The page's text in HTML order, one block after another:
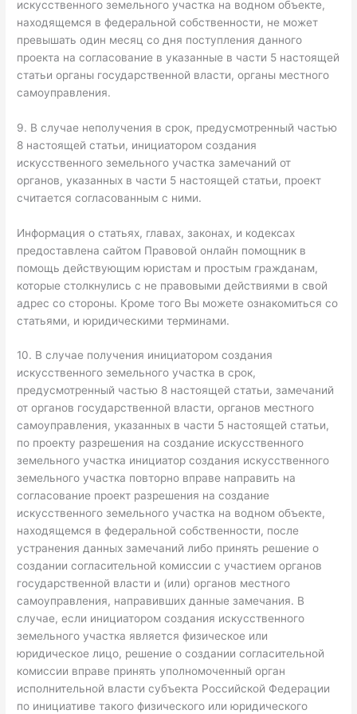
искусственного земельного участка на водном объекте,
находящемся в федеральной собственности, не может
превышать один месяц со дня поступления данного
проекта на согласование в указанные в части 5 настоящей
статьи органы государственной власти, органы местного
самоуправления.
9. В случае неполучения в срок, предусмотренный частью
8 настоящей статьи, инициатором создания
искусственного земельного участка замечаний от
органов, указанных в части 5 настоящей статьи, проект
считается согласованным с ними.
Информация о статьях, главах, законах, и кодексах
предоставлена сайтом Правовой онлайн помощник в
помощь действующим юристам и простым гражданам,
которые столкнулись с не правовыми действиями в свой
адрес со стороны. Кроме того Вы можете ознакомиться со
статьями, и юридическими терминами.
10. В случае получения инициатором создания
искусственного земельного участка в срок,
предусмотренный частью 8 настоящей статьи, замечаний
от органов государственной власти, органов местного
самоуправления, указанных в части 5 настоящей статьи,
по проекту разрешения на создание искусственного
земельного участка инициатор создания искусственного
земельного участка повторно вправе направить на
согласование проект разрешения на создание
искусственного земельного участка на водном объекте,
находящемся в федеральной собственности, после
устранения данных замечаний либо принять решение о
создании согласительной комиссии с участием органов
государственной власти и (или) органов местного
самоуправления, направивших данные замечания. В
случае, если инициатором создания искусственного
земельного участка является физическое или
юридическое лицо, решение о создании согласительной
комиссии вправе принять уполномоченный орган
исполнительной власти субъекта Российской Федерации
по инициативе такого физического или юридического